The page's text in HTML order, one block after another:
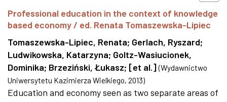
Professional education in the context of knowledge
based economy / ed. Renata Tomaszewska-Lipiec
Tomaszewska-Lipiec, Renata; Gerlach, Ryszard;
Ludwikowska, Katarzyna; Goltz-Wasiucionek,
Dominika; Brzeziński, Łukasz; [et al.] (Wydawnictwo
Uniwersytetu Kazimierza Wielkiego, 2013)
Education and economy seen as two separate areas of